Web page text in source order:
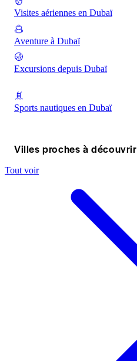
Visites aériennes en Dubaï
Aventure à Dubaï
Excursions depuis Dubaï
Sports nautiques en Dubaï
Villes proches à découvrir
Tout voir